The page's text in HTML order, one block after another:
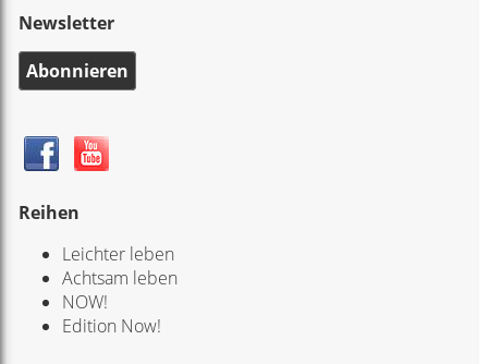
Newsletter
Abonnieren
Reihen
Leichter leben
Achtsam leben
NOW!
Edition Now!